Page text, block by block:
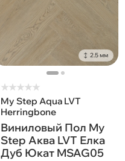
2.5 мм
★★★★★
My Step Aqua LVT
Herringbone
Виниловый Пол My
Step Аква LVT Елка
Дуб Юкат MSAG05